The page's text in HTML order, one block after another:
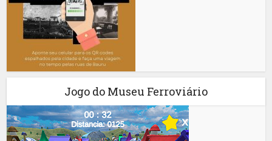
Jogo do Museu Ferroviário